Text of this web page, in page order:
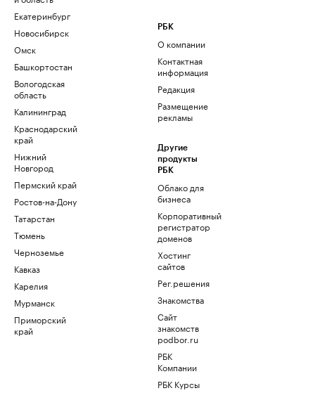
Екатеринбург
Новосибирск
Омск
Башкортостан
Вологодская
область
Калининград
Краснодарский
край
Нижний
Новгород
Пермский край
Ростов-на-Дону
Татарстан
Тюмень
Черноземье
Кавказ
Карелия
Мурманск
Приморский
край
РБК
О компании
Контактная
информация
Редакция
Размещение
рекламы
Другие
продукты
РБК
Облако для
бизнеса
Корпоративный
регистратор
доменов
Хостинг
сайтов
Рег.решения
Знакомства
Сайт
знакомств
podbor.ru
РБК
Компании
РБК Курсы